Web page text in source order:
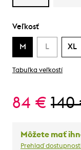
Veľkosť
M L XL
Tabuľka veľkostí
84 € 140
Môžete mať
Prehlaď